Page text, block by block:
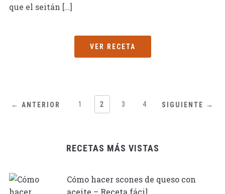
que el seitán […]
VER RECETA
← ANTERIOR 1 2 3 4 SIGUIENTE →
RECETAS MÁS VISTAS
Cómo hacer scones de queso con
aceite – Receta fácil